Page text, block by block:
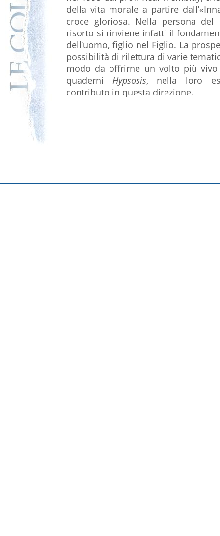
della vita morale a partire
croce gloriosa. Nella persona
risorto si rinviene infatti il
dell’uomo, figlio nel Figlio. La
possibilità di rilettura di varie
modo da offrirne un volto più
quaderni Hypsosis, nella loro
contributo in questa direzione.